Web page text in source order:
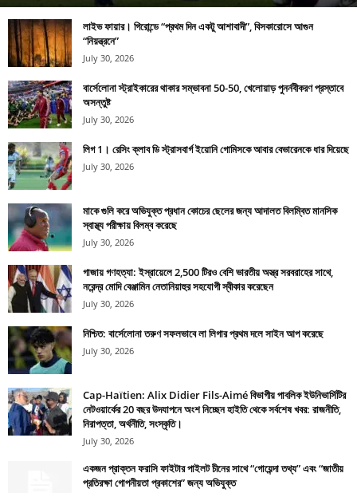
লাইভ ফায়ার। গিরোন্ডে “প্রথম দিন একটু আশাবাদী”, বিসকারোসে আগুন
“নিয়ন্ত্রনে”
July 30, 2026
বার্সেলোনা স্ট্রাইকারের থাকার সম্ভাবনা 50-50, খেলোয়াড় পুনর্নবীকরণ প্রস্তাবে
অসন্তুষ্ট
July 30, 2026
লিগ 1। রেসিং ক্লাব ডি স্ট্রাসবার্গ ইয়োনি গোমিসকে আবার বেভারেনকে ধার দিয়েছে
July 30, 2026
মাকে গুলি করে অভিযুক্ত প্রধান কোচের ছেলের জন্য আদালত বিলম্বিত মানসিক
স্বাস্থ্য পরীক্ষায় বিলম্ব করেছে
July 30, 2026
গাজায় গণহত্যা: ইস্রায়েলে 2,500 টিরও বেশি ভারতীয় অস্ত্র সরবরাহের সাথে,
নরেন্দ্র মোদি বেঞ্জামিন নেতানিয়াহুর সহযোগী স্বীকার করেছেন
July 30, 2026
নিশ্চিত: বার্সেলোনা তরুণ সফলভাবে লা লিগার প্রথম দলে সাইন আপ করেছে
July 30, 2026
Cap-Haïtien: Alix Didier Fils-Aimé বিভাগীয় পাবলিক ইউনিভার্সিটির
নেটওয়ার্কের 20 বছর উদযাপনে অংশ নিচ্ছেন হাইতি থেকে সর্বশেষ খবর: রাজনীতি,
নিরাপত্তা, অর্থনীতি, সংস্কৃতি।
July 30, 2026
একজন প্রাক্তন ফরাসি ফাইটার পাইলট চীনের সাথে “গোয়েন্দা তথ্য” এবং “জাতীয়
প্রতিরক্ষা গোপনীয়তা প্রকাশের” জন্য অভিযুক্ত